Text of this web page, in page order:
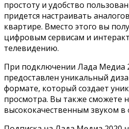
простоту и удобство
придется настраивать
квартире. Вместо этого вы
цифровым сервисам и
телевидению.
При подключении Лада Медиа
предоставлен уникальный
формате, который создает
просмотра. Вы также сможете
высококачественным звуком в